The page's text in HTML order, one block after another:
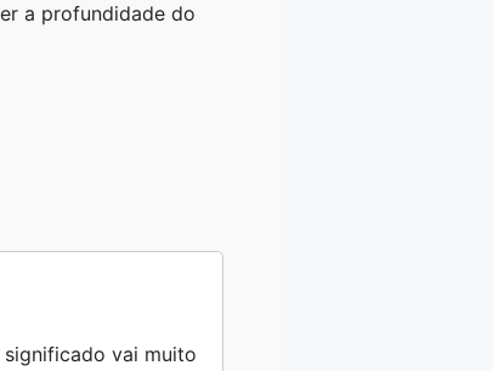
a profundidade do
vai muito